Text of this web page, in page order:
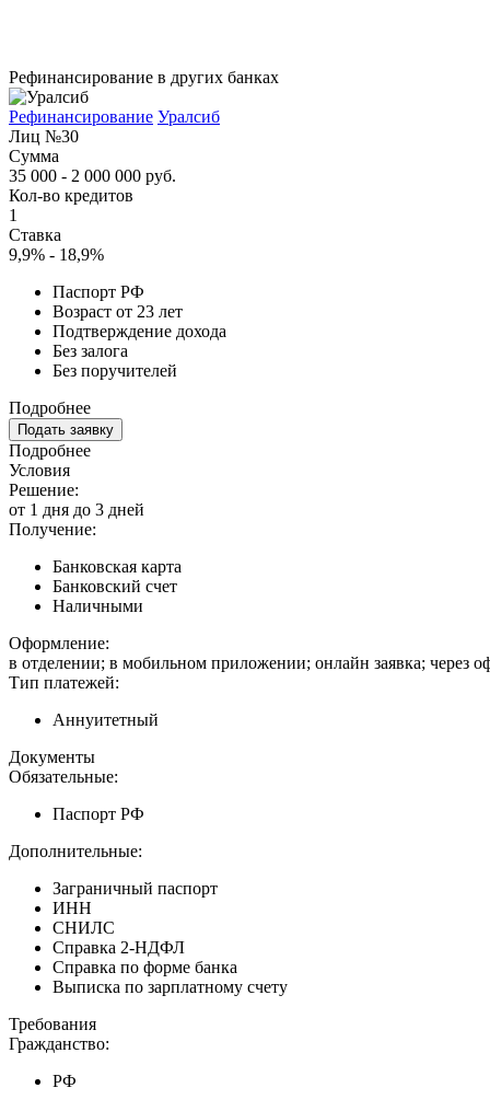
Рефинансирование в других банках
Рефинансирование Уралсиб
Лиц №30
Сумма
35 000 - 2 000 000 руб.
Кол-во кредитов
1
Ставка
9,9% - 18,9%
Паспорт РФ
Возраст от 23 лет
Подтверждение дохода
Без залога
Без поручителей
Подробнее
Подать заявку
Подробнее
Условия
Решение:
от 1 дня до 3 дней
Получение:
Банковская карта
Банковский счет
Наличными
Оформление:
в отделении; в мобильном приложении; онлайн заявка; через
Тип платежей:
Аннуитетный
Документы
Обязательные:
Паспорт РФ
Дополнительные:
Заграничный паспорт
ИНН
СНИЛС
Справка 2-НДФЛ
Справка по форме банка
Выписка по зарплатному счету
Требования
Гражданство:
РФ